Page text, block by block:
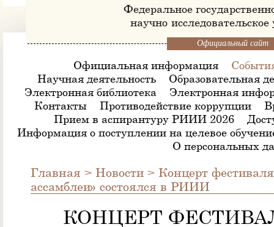
Федеральное
научно-
Официальный сайт
Официальная информация
Научная деятельность
Образовательная
Электронная библиотека
Электронная
Контакты
Противодействие коррупции
Прием в аспирантуру РИИИ 2026
Информация о поступлении на целевое
О персональных
Главная > Новости > Концерт
ассамблеи» состоялся в РИИИ
КОНЦЕРТ